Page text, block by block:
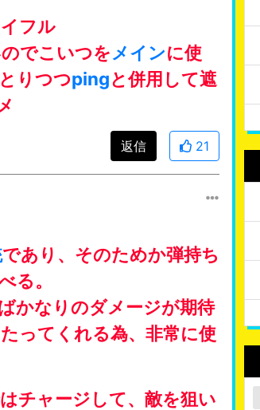
フル
でこいつをメインに使
りつつpingと併用して遮
返信 21
であり、そのためか弾持ち
る。
かなりのダメージが期待
ってくれる為、非常に使
チャージして、敵を狙い